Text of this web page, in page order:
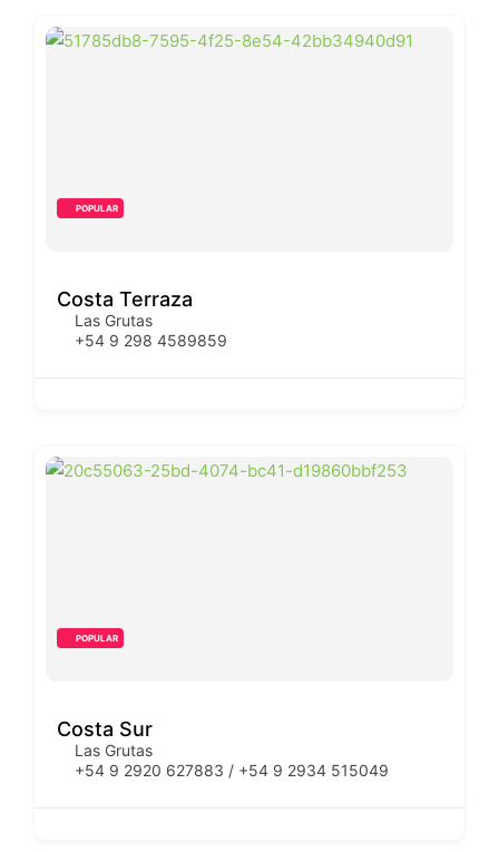
POPULAR
Costa Terraza
Las Grutas
+54 9 298 4589859
POPULAR
Costa Sur
Las Grutas
+54 9 2920 627883 / +54 9 2934 515049